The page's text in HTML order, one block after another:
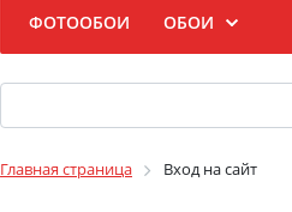
ФОТООБОИ ОБОИ
Главная страница Вход на сайт